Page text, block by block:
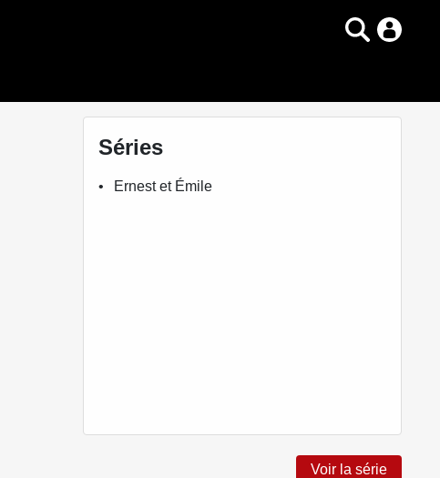
Séries
Ernest et Émile
Voir la série